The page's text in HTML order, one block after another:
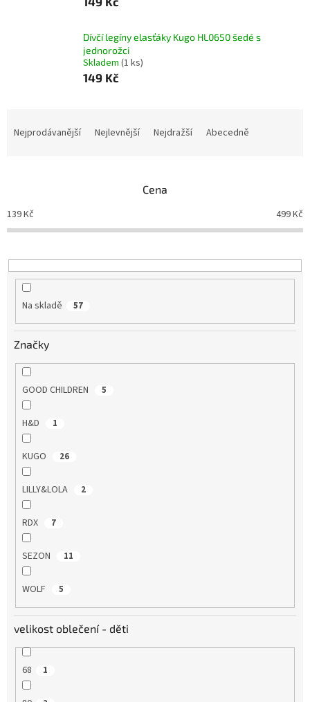
Dívčí legíny elasťáky Kugo HL0650 šedé s
jednorožci
Skladem (1 ks)
149 Kč
p
r
o
u
Nejprodávanější Nejlevnější Nejdražší Abecedně
Cena
139Kč 499Kč
Na skladě 57
Značky
GOOD CHILDREN 5
H&D 1
KUGO 26
LILLY&LOLA 2
RDX 7
SEZON 11
WOLF 5
velikost oblečení - děti
68 1